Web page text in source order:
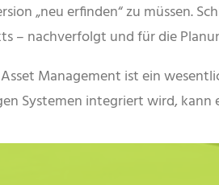
„neu erfinden“ zu müssen.
– nachverfolgt und für die
Management ist ein
Systemen integriert wird, kann